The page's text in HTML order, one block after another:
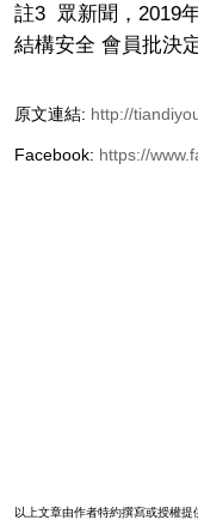
註3 眾新聞，2019
結構安全 會員批決
原文連結: http://
Facebook: https://
以上文章由作者特約撰寫或授權